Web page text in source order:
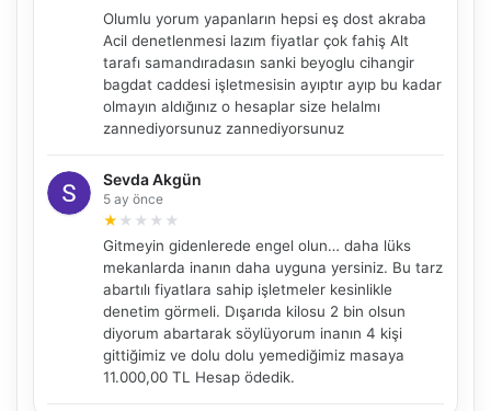
Olumlu yorum yapanların hepsi eş dost akraba
Acil denetlenmesi lazım fiyatlar çok fahiş Alt
tarafı samandıradasın sanki beyoglu cihangir
bagdat caddesi işletmesisin ayıptır ayıp bu kadar
olmayın aldığınız o hesaplar size helalmı
zannediyorsunuz zannediyorsunuz
Sevda Akgün
5 ay önce
★ ★ ★ ★ ★
Gitmeyin gidenlerede engel olun… daha lüks
mekanlarda inanın daha uyguna yersiniz. Bu tarz
abartılı fiyatlara sahip işletmeler kesinlikle
denetim görmeli. Dışarıda kilosu 2 bin olsun
diyorum abartarak söylüyorum inanın 4 kişi
gittiğimiz ve dolu dolu yemediğimiz masaya
11.000,00 TL Hesap ödedik.
NBY Akıllı Asistan
AI kullanmadan, sitedeki gerçek yerlerle akıllı rota
🧭 Rehber ⭐ Popüler ✨ İlk kez gelen
🏛️ Tarihi 🌿 Doğa 👨‍👩‍👧 Aile/Çocuk